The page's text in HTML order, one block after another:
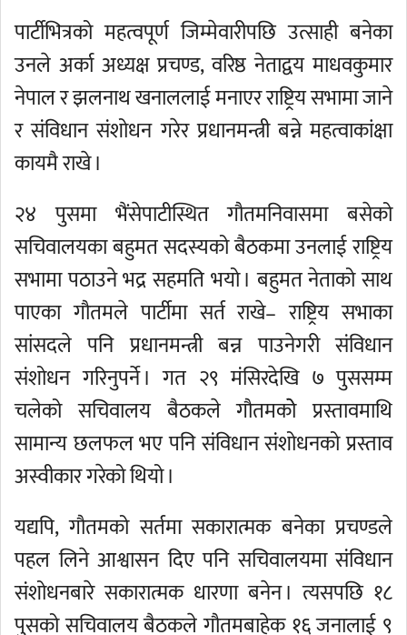
पार्टीभित्रको महत्वपूर्ण जिम्मेवारीपछि उत्साही बनेका
उनले अर्का अध्यक्ष प्रचण्ड, वरिष्ठ नेताद्वय माधवकुमार
नेपाल र झलनाथ खनाललाई मनाएर राष्ट्रिय सभामा जाने
र संविधान संशोधन गरेर प्रधानमन्त्री बन्ने महत्वाकांक्षा
कायमै राखे ।
२४ पुसमा भैंसेपाटीस्थित गौतमनिवासमा बसेको
सचिवालयका बहुमत सदस्यको बैठकमा उनलाई राष्ट्रिय
सभामा पठाउने भद्र सहमति भयो । बहुमत नेताको साथ
पाएका गौतमले पार्टीमा सर्त राखे– राष्ट्रिय सभाका
सांसदले पनि प्रधानमन्त्री बन्न पाउनेगरी संविधान
संशोधन गरिनुपर्ने । गत २९ मंसिरदेखि ७ पुससम्म
चलेको सचिवालय बैठकले गौतमकोे प्रस्तावमाथि
सामान्य छलफल भए पनि संविधान संशोधनको प्रस्ताव
अस्वीकार गरेको थियो ।
यद्यपि, गौतमको सर्तमा सकारात्मक बनेका प्रचण्डले
पहल लिने आश्वासन दिए पनि सचिवालयमा संविधान
संशोधनबारे सकारात्मक धारणा बनेन । त्यसपछि १८
पुसको सचिवालय बैठकले गौतमबाहेक १६ जनालाई ९